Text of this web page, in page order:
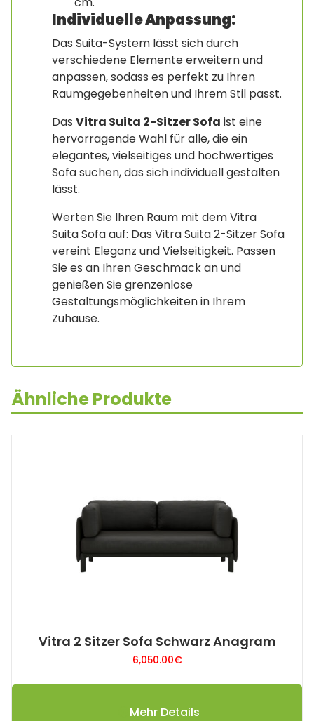
Individuelle Anpassung:
Das Suita-System lässt sich durch
verschiedene Elemente erweitern und
anpassen, sodass es perfekt zu Ihren
Raumgegebenheiten und Ihrem Stil passt.
Das Vitra Suita 2-Sitzer Sofa ist eine
hervorragende Wahl für alle, die ein
elegantes, vielseitiges und hochwertiges
Sofa suchen, das sich individuell gestalten
lässt.
Werten Sie Ihren Raum mit dem Vitra
Suita Sofa auf: Das Vitra Suita 2-Sitzer Sofa
vereint Eleganz und Vielseitigkeit. Passen
Sie es an Ihren Geschmack an und
genießen Sie grenzenlose
Gestaltungsmöglichkeiten in Ihrem
Zuhause.
Ähnliche Produkte
Vitra 2 Sitzer Sofa Schwarz Anagram
6,050.00€
Mehr Details